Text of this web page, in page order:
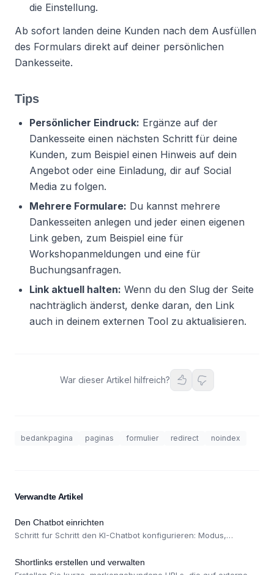
die Einstellung.
Ab sofort landen deine Kunden nach dem Ausfüllen
des Formulars direkt auf deiner persönlichen
Dankesseite.
Tips
Persönlicher Eindruck: Ergänze auf der
Dankesseite einen nächsten Schritt für deine
Kunden, zum Beispiel einen Hinweis auf dein
Angebot oder eine Einladung, dir auf Social
Media zu folgen.
Mehrere Formulare: Du kannst mehrere
Dankesseiten anlegen und jeder einen eigenen
Link geben, zum Beispiel eine für
Workshopanmeldungen und eine für
Buchungsanfragen.
Link aktuell halten: Wenn du den Slug der Seite
nachträglich änderst, denke daran, den Link
auch in deinem externen Tool zu aktualisieren.
War dieser Artikel hilfreich?
bedankpagina paginas formulier redirect noindex
Verwandte Artikel
Den Chatbot einrichten
Schritt fur Schritt den KI-Chatbot konfigurieren: Modus,
Shortlinks erstellen und verwalten